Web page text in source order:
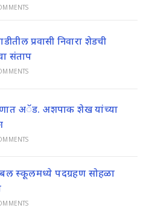
प्रवासी निवारा शेडची
संताप
अॅड. अशपाक शेख यांच्या
स्कूलमध्ये पदग्रहण सोहळा